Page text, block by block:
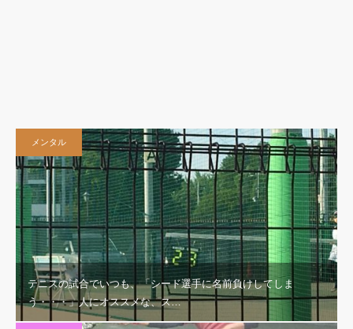
メンタル
テニスの試合でいつも、「シード選手に名前負けしてしま
う・・・」人にオススメな、ス…